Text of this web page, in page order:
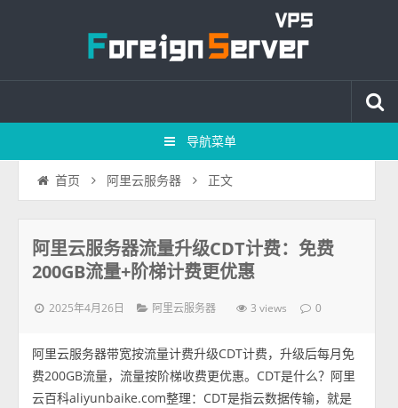
导航菜单
首页 阿里云服务器 正文
阿里云服务器流量升级CDT计费：免费
200GB流量+阶梯计费更优惠
2025年4月26日 阿里云服务器 3 views 0
阿里云服务器带宽按流量计费升级CDT计费，升级后每月免
费200GB流量，流量按阶梯收费更优惠。CDT是什么？阿里
云百科aliyunbaike.com整理：CDT是指云数据传输，就是